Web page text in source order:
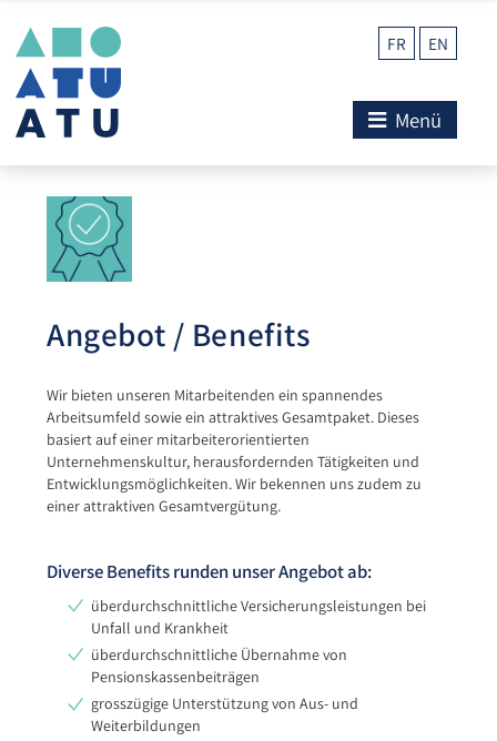
FR EN
Menü
Angebot / Benefits
Wir bieten unseren Mitarbeitenden ein spannendes
Arbeitsumfeld sowie ein attraktives Gesamtpaket. Dieses
basiert auf einer mitarbeiterorientierten
Unternehmenskultur, herausfordernden Tätigkeiten und
Entwicklungsmöglichkeiten. Wir bekennen uns zudem zu
einer attraktiven Gesamtvergütung.
Diverse Benefits runden unser Angebot ab:
überdurchschnittliche Versicherungsleistungen bei
Unfall und Krankheit
überdurchschnittliche Übernahme von
Pensionskassenbeiträgen
grosszügige Unterstützung von Aus- und
Weiterbildungen